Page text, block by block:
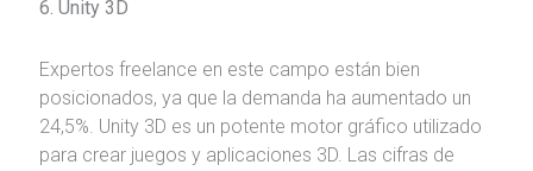
6. Unity 3D
Expertos freelance en este campo están bien
posicionados, ya que la demanda ha aumentado un
24,5%. Unity 3D es un potente motor gráfico utilizado
para crear juegos y aplicaciones 3D. Las cifras de